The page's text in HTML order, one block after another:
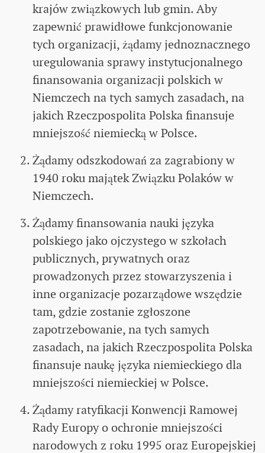
krajów związkowych lub gmin. Aby
zapewnić prawidłowe funkcjonowanie
tych organizacji, żądamy jednoznacznego
uregulowania sprawy instytucjonalnego
finansowania organizacji polskich w
Niemczech na tych samych zasadach, na
jakich Rzeczpospolita Polska finansuje
mniejszość niemiecką w Polsce.
Żądamy odszkodowań za zagrabiony w
1940 roku majątek Związku Polaków w
Niemczech.
Żądamy finansowania nauki języka
polskiego jako ojczystego w szkołach
publicznych, prywatnych oraz
prowadzonych przez stowarzyszenia i
inne organizacje pozarządowe wszędzie
tam, gdzie zostanie zgłoszone
zapotrzebowanie, na tych samych
zasadach, na jakich Rzeczpospolita Polska
finansuje naukę języka niemieckiego dla
mniejszości niemieckiej w Polsce.
Żądamy ratyfikacji Konwencji Ramowej
Rady Europy o ochronie mniejszości
narodowych z roku 1995 oraz Europejskiej